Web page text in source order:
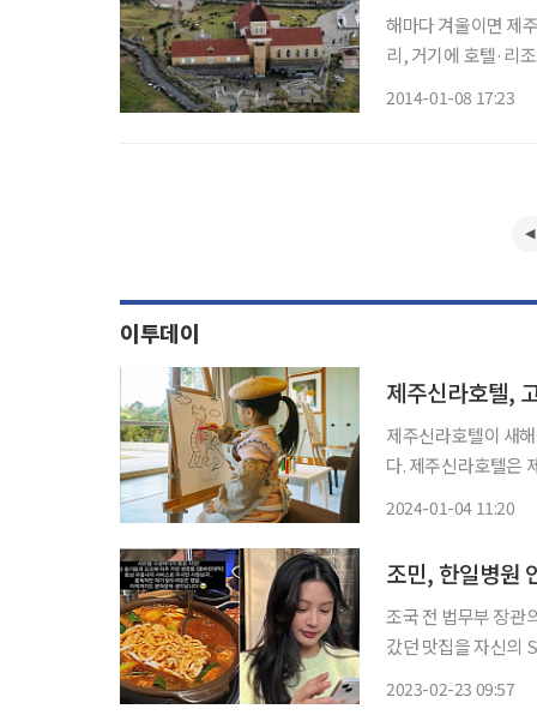
해마다 겨울이면 제
리, 거기에 호텔·리조트
2014-01-08 17:23
이투데이
제주신라호텔,
제주신라호텔이 새
다. 제주신라호텔은 제주 아틀리에(Jeju Atelier), 윈터 힐링 모먼츠&리틀 아티스트(Winter
2024-01-04 11:20
조민, 한일병원
조국 전 법무부 장관
갔던 맛집을 자신의 SNS에 공유했다. 조 씨는 21
2023-02-23 09:57